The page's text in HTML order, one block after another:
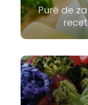
Puré de